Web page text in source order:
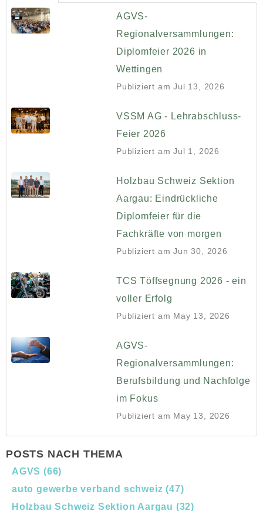
AGVS-
Regionalversammlungen:
Diplomfeier 2026 in
Wettingen
Publiziert am Jul 13, 2026
VSSM AG - Lehrabschluss-
Feier 2026
Publiziert am Jul 1, 2026
Holzbau Schweiz Sektion
Aargau: Eindrückliche
Diplomfeier für die
Fachkräfte von morgen
Publiziert am Jun 30, 2026
TCS Töffsegnung 2026 - ein
voller Erfolg
Publiziert am May 13, 2026
AGVS-
Regionalversammlungen:
Berufsbildung und Nachfolge
im Fokus
Publiziert am May 13, 2026
POSTS NACH THEMA
AGVS (66)
auto gewerbe verband schweiz(47)
Holzbau Schweiz Sektion Aargau (32)